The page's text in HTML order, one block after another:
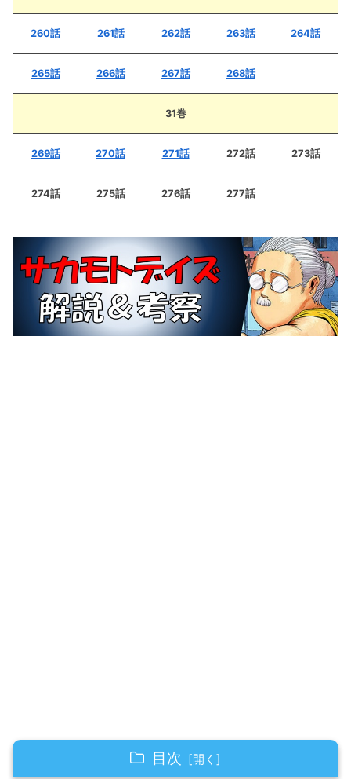
260話 261話 262話 263話 264話
265話 266話 267話 268話
31巻
269話 270話 271話 272話 273話
274話 275話 276話 277話
目次